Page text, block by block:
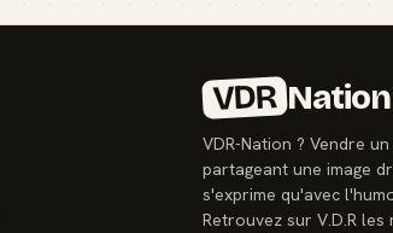
VDR Nation
VDR-Nation ? Vendre
partageant une image
s'exprime qu'avec
Retrouvez sur V.D.R